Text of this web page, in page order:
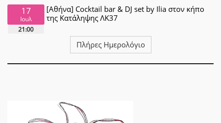
17
Ιουλ
21:00
[Αθήνα] Cocktail bar & DJ set by Ilia στον κήπο
της Κατάληψης ΛΚ37
Πλήρες Ημερολόγιο